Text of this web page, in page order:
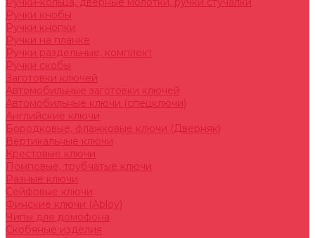
Ручки кнобы
Ручки кнопки
Ручки на планке
Ручки раздельные, комплект
Ручки скобы
Заготовки ключей
Автомобильные заготовки ключей
Автомобильные ключи (спецключи)
Английские ключи
Бородковые, флажковые ключи (Дверняк)
Вертикальные ключи
Крестовые ключи
Помповые, трубчатые ключи
Разные ключи
Сейфовые ключи
Финские ключи (Abloy)
Чипы для домофона
Скобяные изделия